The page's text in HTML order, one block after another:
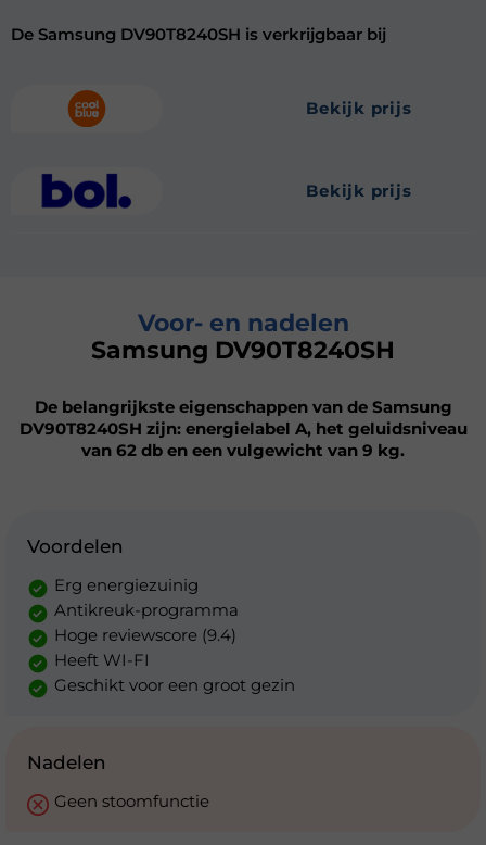
De Samsung DV90T8240SH is verkrijgbaar bij
bekijk prijs
bekijk prijs
Voor- en nadelen
Samsung DV90T8240SH
De belangrijkste eigenschappen van de Samsung
DV90T8240SH zijn: energielabel A, het geluidsniveau
van 62 db en een vulgewicht van 9 kg.
Voordelen
Erg energiezuinig
Antikreuk-programma
Hoge reviewscore (9.4)
Heeft WI-FI
Geschikt voor een groot gezin
Nadelen
Geen stoomfunctie